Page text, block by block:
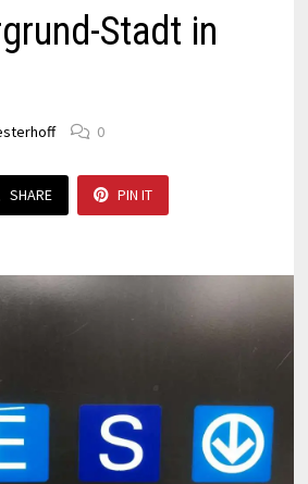
Stadt in
0
SHARE PIN IT